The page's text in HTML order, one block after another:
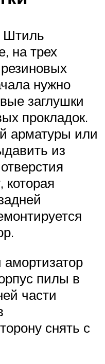
Штиль
на трех
нужно
заглушки
прокладок.
арматуры или
из
которая
пилы в
части
снять с